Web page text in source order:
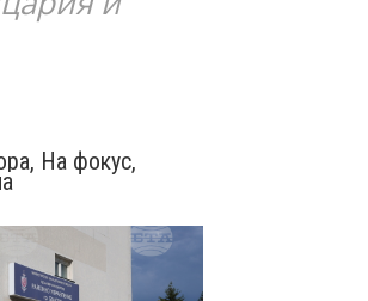
, На фокус,